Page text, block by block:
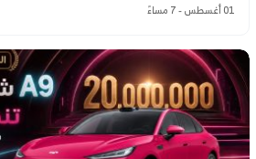
01 أغسطس - 7 مساءً